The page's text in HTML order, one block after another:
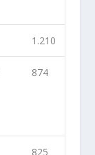
1.210
874
825